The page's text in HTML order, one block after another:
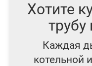
Хотите
трубу
Каждая
котельной